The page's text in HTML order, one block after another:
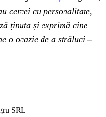
cercei cu personalitate,
ținuta și exprimă cine
o ocazie de a străluci –
SRL